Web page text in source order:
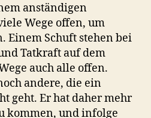
anständigen
Wege offen, um
Einem Schuft stehen bei
Tatkraft auf dem
auch alle offen.
andere, die ein
geht. Er hat daher mehr
kommen, und infolge